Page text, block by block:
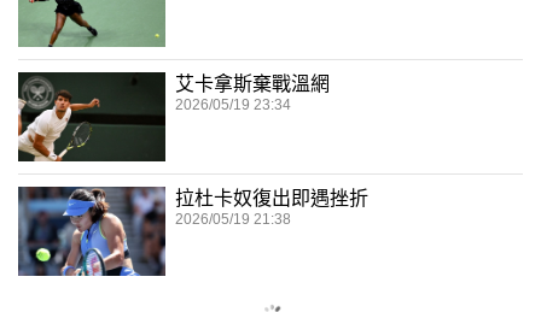
艾卡拿斯棄戰溫網
2026/05/19 23:34
拉杜卡奴復出即遇挫折
2026/05/19 21:38